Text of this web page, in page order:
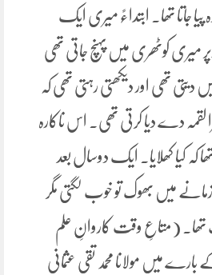
پیا جاتا تھا۔ ابتداءً میری ایک
میری کوٹھری میں پہنچ جاتی تھی
دیتی تھی اور دیکھتی رہتی تھی کہ
لقمہ دے دیا کرتی تھی. اس ناکارہ
کہ کیا کھلایا. ایک دوسال بعد
میں بھوک تو خوب لگتی مگر
تھا۔ (متاعِ وقت کاروانِ علم
کے بارے میں مولانا محمد تقی عثمانی